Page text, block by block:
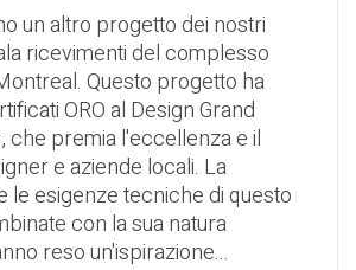
un altro progetto dei nostri
ricevimenti del complesso
Questo progetto ha
ORO al Design Grand
che premia l'eccellenza e il
e aziende locali. La
le esigenze tecniche di questo
con la sua natura
reso un'ispirazione...